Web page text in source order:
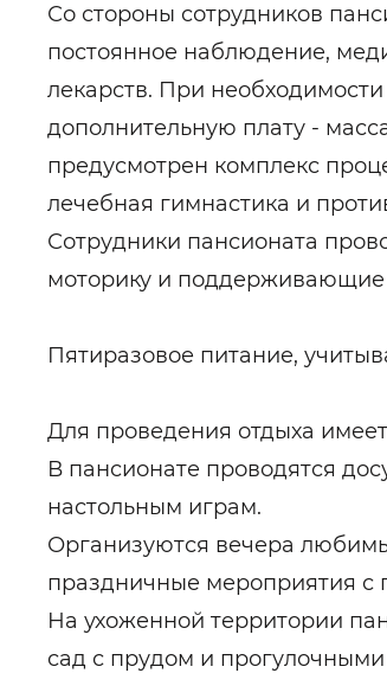
Со стороны сотрудников
постоянное наблюдение,
лекарств. При
дополнительную плату -
предусмотрен комплекс
лечебная гимнастика и
Сотрудники пансионата
моторику и поддерживающие
Пятиразовое питание,
Для проведения отдыха
В пансионате проводятся
настольным играм.
Организуются вечера
праздничные мероприятия
На ухоженной территории
сад с прудом и